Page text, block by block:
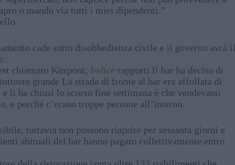
o mando via tutti i miei dipendenti.”
cade sotto disobbedienza civile e il governo avrà il
chiamato Központ, Indice rapporti Il bar ha deciso di
grande La strada di fronte al bar era affollata di
ha chiusi lo scorso fine settimana è che vendevano
perché c’erano troppe persone all’interno.
tuttavia non possono riaprire per sessanta giorni e
abituali del bar hanno pagato collettivamente entro